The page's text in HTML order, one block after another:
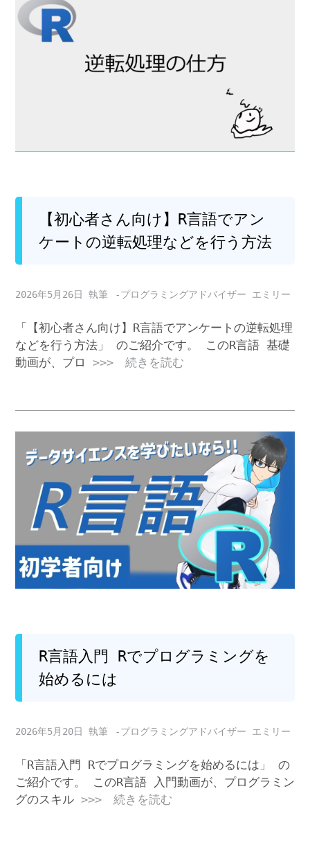
【初心者さん向け】R言語でアン
ケートの逆転処理などを行う方法
2026年5月26日 -プログラミングアドバイザー エミリー
「【初心者さん向け】R言語でアンケートの逆転処理
などを行う方法」 のご紹介です。 このR言語 基礎
動画が、プロ >>> 続きを読む
R言語入門 Rでプログラミングを
始めるには
2026年5月20日 -プログラミングアドバイザー エミリー
「R言語入門 Rでプログラミングを始めるには」 の
ご紹介です。 このR言語 入門動画が、プログラミン
グのスキル >>> 続きを読む